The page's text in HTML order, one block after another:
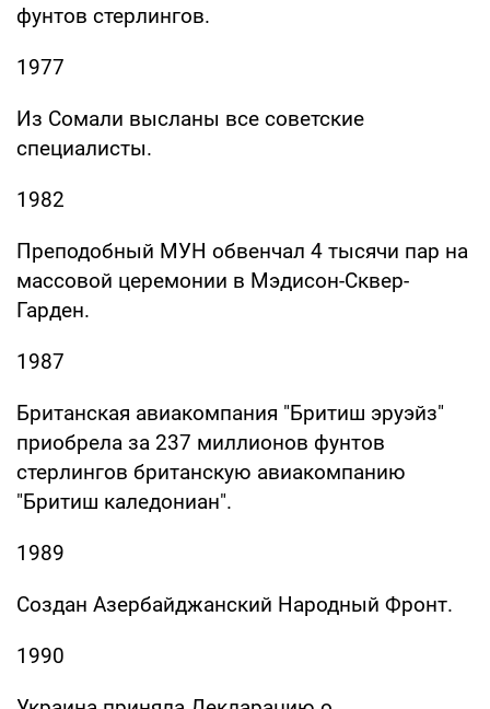
фунтов стерлингов.
1977
Из Сомали высланы все советские
специалисты.
1982
Преподобный МУН обвенчал 4 тысячи пар на
массовой церемонии в Мэдисон-Сквер-
Гарден.
1987
Британская авиакомпания "Бритиш эруэйз"
приобрела за 237 миллионов фунтов
стерлингов британскую авиакомпанию
"Бритиш каледониан".
1989
Создан Азербайджанский Народный Фронт.
1990